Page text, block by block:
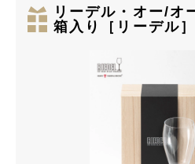
リーデル・オー/オ
箱入り［リーデル］